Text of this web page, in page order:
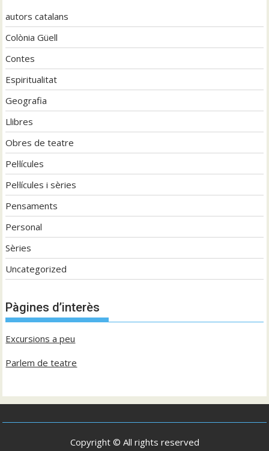
autors catalans
Colònia Güell
Contes
Espiritualitat
Geografia
Llibres
Obres de teatre
Pel·lícules
Pel·lícules i sèries
Pensaments
Personal
Sèries
Uncategorized
Pàgines d’interès
Excursions a peu
Parlem de teatre
Copyright © All rights reserved